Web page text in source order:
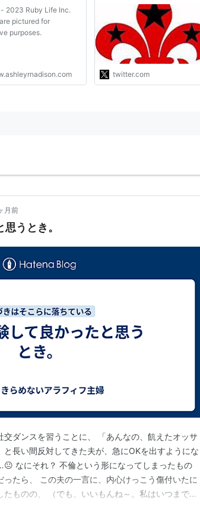
2023 Ruby Life Inc.
pictured for
purposes.
関係がある。前者では制度
しての結婚の聖性さえ守ら
ればよく、その外部でナ
しようがほぼ関心の埒外に
る。スタンダールでも読
実によくわかる。さて、本
が議会政治を学んだ相手は
twitter.com
月前
うとき。
ダンスを習うことに、 「あんなの、飢えたオッサ
長い間反対してきた夫が、急にOKを出すようにな
なにそれ？ 不倫という形になってしまったもの
たら、 この夫の一言に、内心けっこう傷付いたに
ものの、 （でも、いいもんね～。私はいつまでも